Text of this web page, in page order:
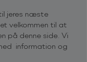
jeres næste
velkommen til at
på denne side. Vi
information og